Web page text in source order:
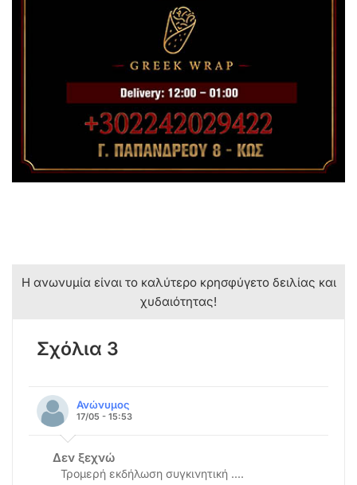
Η ανωνυμία είναι το καλύτερο κρησφύγετο δειλίας και
χυδαιότητας!
Σχόλια 3
Ανώνυμος
17/05 - 15:53
Δεν ξεχνώ
Τρομερή εκδήλωση συγκινητική ....